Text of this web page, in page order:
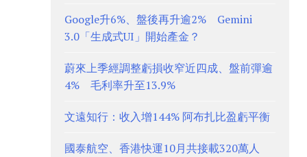
Google升6%、盤後再升逾2% Gemini
3.0「生成式UI」開始產金？
蔚來上季經調整虧損收窄近四成、盤前彈逾
4% 毛利率升至13.9%
文遠知行：收入增144% 阿布扎比盈虧平衡
國泰航空、香港快運10月共接載320萬人